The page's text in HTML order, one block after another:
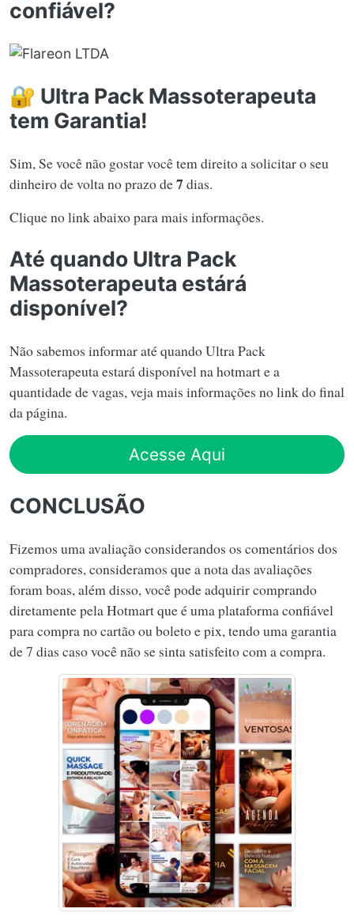
confiável?
🔐 Ultra Pack Massoterapeuta
tem Garantia!
Sim, Se você não gostar você tem direito a solicitar o seu
dinheiro de volta no prazo de7dias.
Clique no link abaixo para mais informações.
Até quando Ultra Pack
Massoterapeuta estárá
disponível?
Não sabemos informar até quando Ultra Pack
Massoterapeuta estará disponível na hotmart e a
quantidade de vagas, veja mais informações no link do final
da página.
Acesse Aqui
CONCLUSÃO
Fizemos uma avaliação considerandos os comentários dos
compradores, consideramos que a nota das avaliações
foram boas, além disso, você pode adquirir comprando
diretamente pela Hotmart que é uma plataforma confiável
para compra no cartão ou boleto e pix, tendo uma garantia
de 7 dias caso você não se sinta satisfeito com a compra.